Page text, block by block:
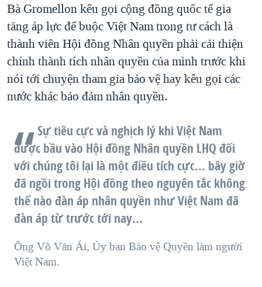
Bà Gromellon kêu gọi cộng đồng quốc tế gia
tăng áp lực để buộc Việt Nam trong tư cách là
thành viên Hội đồng Nhân quyền phải cải thiện
chính thành tích nhân quyền của mình trước khi
nói tới chuyện tham gia bảo vệ hay kêu gọi các
nước khác bảo đảm nhân quyền.
Sự tiêu cực và nghịch lý khi Việt Nam
được bầu vào Hội đồng Nhân quyền LHQ đối
với chúng tôi lại là một điều tích cực... bây giờ
đã ngồi trong Hội đồng theo nguyên tắc không
thể nào đàn áp nhân quyền như Việt Nam đã
đàn áp từ trước tới nay...
Ông Võ Văn Ái, Ủy ban Bảo vệ Quyền làm người
Việt Nam.